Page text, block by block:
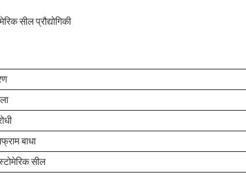
सील प्रौद्योगिकी
बाधा
सील